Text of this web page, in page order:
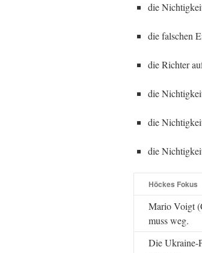
die
die falschen
die Richter
die
die
die
Höckes Fokus
Mario Voigt
muss weg.
Die Ukraine-